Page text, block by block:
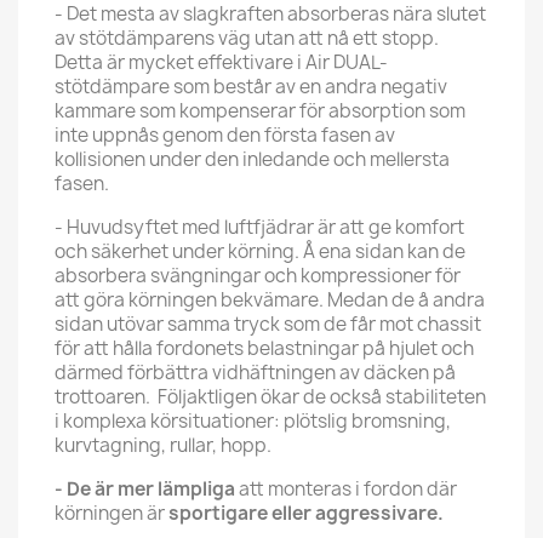
- Det mesta av slagkraften absorberas nära slutet
av stötdämparens väg utan att nå ett stopp.
Detta är mycket effektivare i Air DUAL-
stötdämpare som består av en andra negativ
kammare som kompenserar för absorption som
inte uppnås genom den första fasen av
kollisionen under den inledande och mellersta
fasen.
- Huvudsyftet med luftfjädrar är att ge komfort
och säkerhet under körning. Å ena sidan kan de
absorbera svängningar och kompressioner för
att göra körningen bekvämare. Medan de å andra
sidan utövar samma tryck som de får mot chassit
för att hålla fordonets belastningar på hjulet och
därmed förbättra vidhäftningen av däcken på
trottoaren. Följaktligen ökar de också stabiliteten
i komplexa körsituationer: plötslig bromsning,
kurvtagning, rullar, hopp.
- De är mer lämpligaatt monteras i fordon där
körningen ärsportigare eller aggressivare.